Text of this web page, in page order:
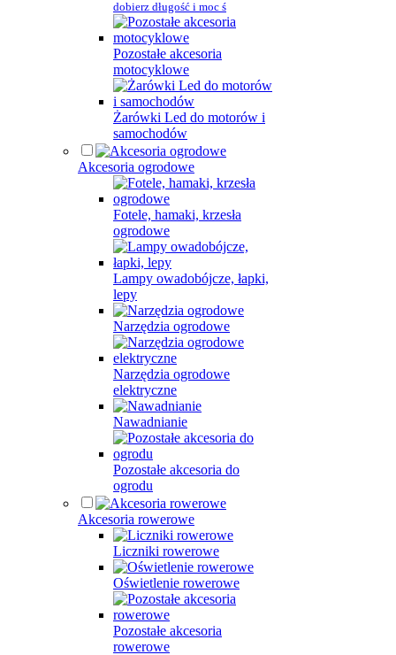
dobierz długość i moc ś
Pozostałe akcesoria
motocyklowe
Żarówki Led do motorów i
samochodów
Akcesoria ogrodowe
Fotele, hamaki, krzesła
ogrodowe
Lampy owadobójcze, łapki,
lepy
Narzędzia ogrodowe
Narzędzia ogrodowe
elektryczne
Nawadnianie
Pozostałe akcesoria do
ogrodu
Akcesoria rowerowe
Liczniki rowerowe
Oświetlenie rowerowe
Pozostałe akcesoria
rowerowe